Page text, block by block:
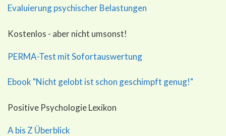
Evaluierung psychischer Belastungen
Kostenlos - aber nicht umsonst!
PERMA-Test mit Sofortauswertung
Ebook "Nicht gelobt ist schon geschimpft genug!"
Positive Psychologie Lexikon
A bis Z Überblick